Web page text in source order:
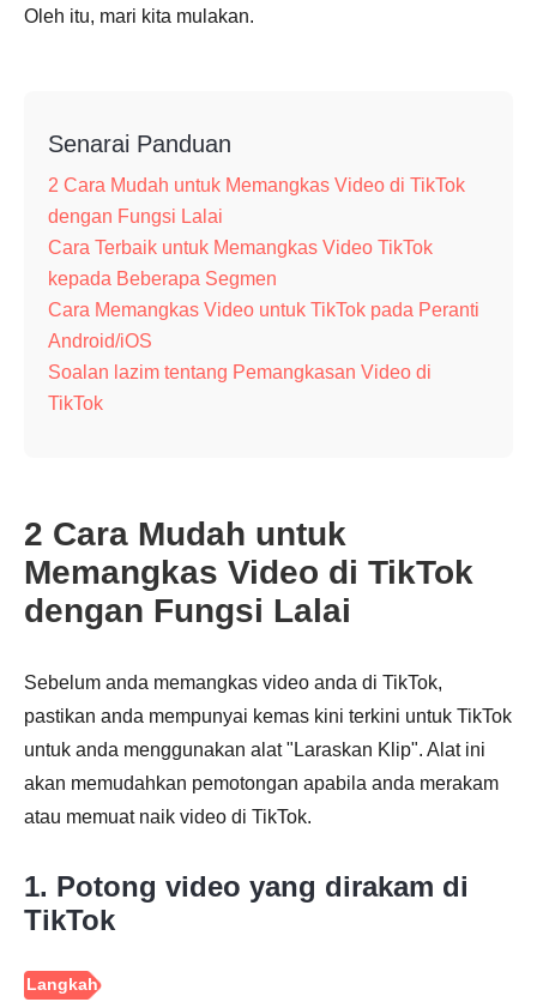
Oleh itu, mari kita mulakan.
Senarai Panduan
2 Cara Mudah untuk Memangkas Video di TikTok
dengan Fungsi Lalai
Cara Terbaik untuk Memangkas Video TikTok
kepada Beberapa Segmen
Cara Memangkas Video untuk TikTok pada Peranti
Android/iOS
Soalan lazim tentang Pemangkasan Video di
TikTok
2 Cara Mudah untuk
Memangkas Video di TikTok
dengan Fungsi Lalai
Sebelum anda memangkas video anda di TikTok,
pastikan anda mempunyai kemas kini terkini untuk TikTok
untuk anda menggunakan alat "Laraskan Klip". Alat ini
akan memudahkan pemotongan apabila anda merakam
atau memuat naik video di TikTok.
1. Potong video yang dirakam di
TikTok